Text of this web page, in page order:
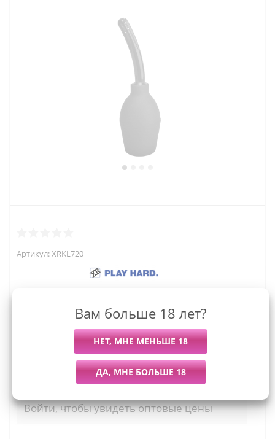
Артикул:XRKL720
Последний раз купили
Более 7 дней назад
Всего купили
35 штук
Войти, чтобы увидеть оптовые цены
Вам больше 18 лет?